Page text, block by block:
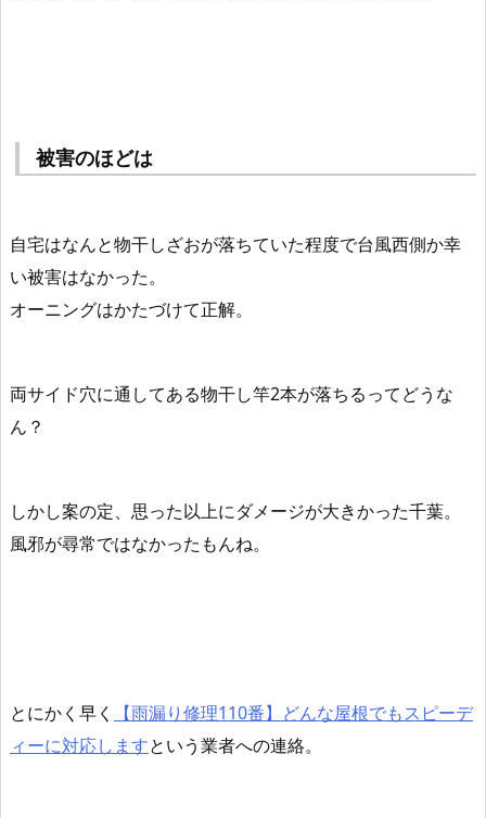
被害のほどは
自宅はなんと物干しざおが落ちていた程度で台風西側か幸
い被害はなかった。
オーニングはかたづけて正解。
両サイド穴に通してある物干し竿2本が落ちるってどうな
ん？
しかし案の定、思った以上にダメージが大きかった千葉。
風邪が尋常ではなかったもんね。
とにかく早く
【雨漏り修理110番】どんな屋根でもスピーデ
ィーに対応しますという業者への連絡。